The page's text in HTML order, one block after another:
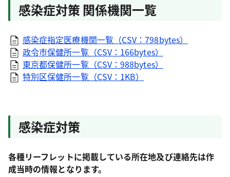
感染症対策 関係機関一覧
感染症指定医療機関一覧（CSV：798bytes）
政令市保健所一覧（CSV：166bytes）
東京都保健所一覧（CSV：988bytes）
特別区保健所一覧（CSV：1KB）
感染症対策
各種リーフレットに掲載している所在地及び連絡先は作
成当時の情報となります。